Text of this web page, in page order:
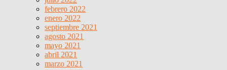
febrero 2022
enero 2022
septiembre 2021
agosto 2021
mayo 2021
abril 2021
marzo 2021